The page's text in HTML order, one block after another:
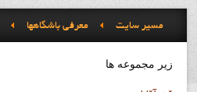
مسیر سایت معرفي باشگاهها
زیر مجموعه ها